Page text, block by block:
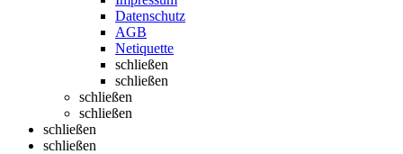
Datenschutz
AGB
Netiquette
schließen
schließen
schließen
schließen
schließen
schließen